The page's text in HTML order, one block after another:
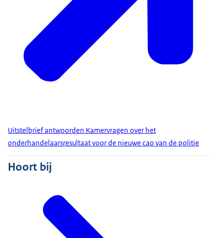
Uitstelbrief antwoorden Kamervragen over het
onderhandelaarsresultaat voor de nieuwe cao van de politie
Hoort bij